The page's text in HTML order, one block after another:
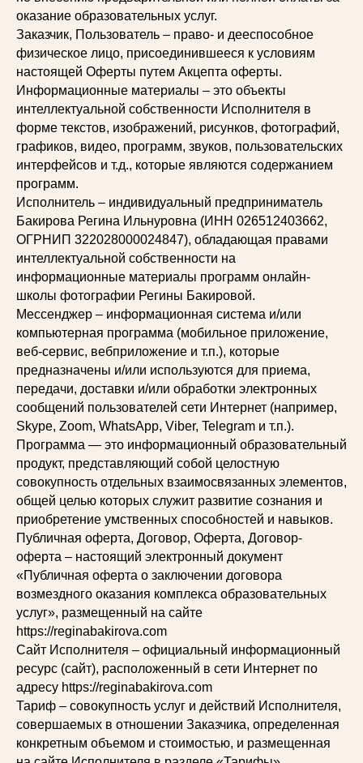
оказание образовательных услуг.
Заказчик, Пользователь – право- и дееспособное
физическое лицо, присоединившееся к условиям
настоящей Оферты путем Акцепта оферты.
Информационные материалы – это объекты
интеллектуальной собственности Исполнителя в
форме текстов, изображений, рисунков, фотографий,
графиков, видео, программ, звуков, пользовательских
интерфейсов и т.д., которые являются содержанием
программ.
Исполнитель – индивидуальный предприниматель
Бакирова Регина Ильнуровна (ИНН 026512403662,
ОГРНИП 322028000024847), обладающая правами
интеллектуальной собственности на
информационные материалы программ онлайн-
школы фотографии Регины Бакировой.
Мессенджер – информационная система и/или
компьютерная программа (мобильное приложение,
веб-сервис, вебприложение и т.п.), которые
предназначены и/или используются для приема,
передачи, доставки и/или обработки электронных
сообщений пользователей сети Интернет (например,
Skype, Zoom, WhatsApp, Viber, Telegram и т.п.).
Программа — это информационный образовательный
продукт, представляющий собой целостную
совокупность отдельных взаимосвязанных элементов,
общей целью которых служит развитие сознания и
приобретение умственных способностей и навыков.
Публичная оферта, Договор, Оферта, Договор-
оферта – настоящий электронный документ
«Публичная оферта о заключении договора
возмездного оказания комплекса образовательных
услуг», размещенный на сайте
https://reginabakirova.com
Сайт Исполнителя – официальный информационный
ресурс (сайт), расположенный в сети Интернет по
адресу https://reginabakirova.com
Тариф – совокупность услуг и действий Исполнителя,
совершаемых в отношении Заказчика, определенная
конкретным объемом и стоимостью, и размещенная